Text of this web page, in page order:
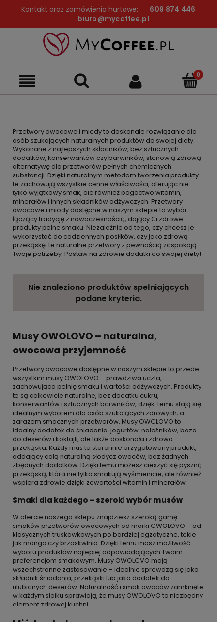
Kontakt oraz zamówienia hurtowe:
609 874 446
biuro@mycoffee.pl
Przetwory owocowe i miody to doskonałe rozwiązanie dla
osób szukających naturalnych produktów do swojej diety.
Wykonane z najlepszych składników, bez sztucznych
dodatków, konserwantów czy barwników, stanowią zdrową
alternatywę dla przetworów pełnych chemicznych
substancji. Dzięki naturalnym metodom tworzenia produkty
te zachowują wszystkie cenne właściwości, oferując nie
tylko wyjątkowy smak, ale również bogactwo witamin,
minerałów i innych składników odżywczych. Przetwory
owocowe i miody dostępne w naszym sklepie to wybór
łączący tradycję z nowoczesnością, dający Ci zdrowe
produkty pełne smaku. Niezależnie od tego, czy chcesz je
wykorzystać do codziennych posiłków, czy jako zdrową
przekąskę, te naturalne przetwory z pewnością zaspokoją
Twoje potrzeby. Postaw na zdrowie dodatki do swojej diety!
Nie znaleziono produktów spełniających
podane kryteria.
Musy OWOLOVO – naturalna,
owocowa przyjemność
Przetwory owocowe dostępne w naszym sklepie to przede
wszystkim musy OWOLOVO – prawdziwa uczta,
zachowująca pełnię smaku i wartości odżywczych. Produkty
te są całkowicie naturalne, bez dodatku cukru,
konserwantów i sztucznych barwników, dzięki temu stają się
idealnym wyborem dla osób szukających zdrowych, a
zarazem smacznych przetworów. Musy OWOLOVO to
idealny dodatek do śniadania, jogurtów, naleśników, baza
do deserów i koktajli, ale także doskonała i zdrowa
przekąska. Każdy mus to starannie przygotowany produkt,
oddający całą naturalną słodycz owoców, bez żadnych
zbędnych dodatków. Dzięki temu możesz cieszyć się pyszną
przekąską, która nie tylko smakują wyśmienicie, ale również
wspiera zdrowie dzięki zawartości witamin i minerałów.
Smaki dla każdego – szeroki wybór musów
W ofercie naszego sklepu znajdziesz szeroką gamę
smaków przetworów owocowych od marki OWOLOVO – od
klasycznych truskawkowych po bardziej egzotyczne, takie
jak mango czy brzoskwinia. Dzięki temu masz możliwość
wyboru produktów najlepiej odpowiadających Twoim
preferencjom smakowym. Musy OWOLOVO mają
wszechstronne zastosowanie – idealnie sprawdzą się jako
składnik śniadania, przekąski lub jako dodatek do
ulubionych deserów. Naturalność i smak owoców zamknięte
w każdym słoiku sprawiają, że musy OWOLOVO to niezbędny
element zdrowej kuchni.